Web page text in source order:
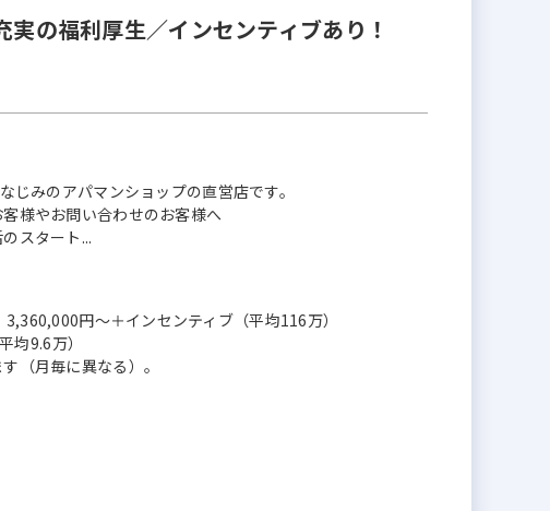
の福利厚生／インセンティブあり！
じみのアパマンショップの直営店です。
様やお問い合わせのお客様へ
スタート...
円～＋インセンティブ（平均116万）
均9.6万）
（月毎に異なる）。